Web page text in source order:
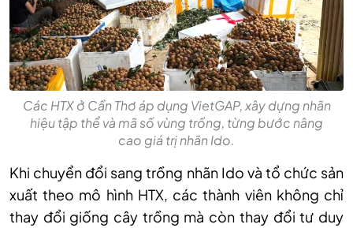
Các HTX ở Cần Thơ áp dụng VietGAP, xây dựng nhãn
hiệu tập thể và mã số vùng trồng, từng bước nâng
cao giá trị nhãn Ido.
Khi chuyển đổi sang trồng nhãn Ido và tổ chức sản
xuất theo mô hình HTX, các thành viên không chỉ
thay đổi giống cây trồng mà còn thay đổi tư duy